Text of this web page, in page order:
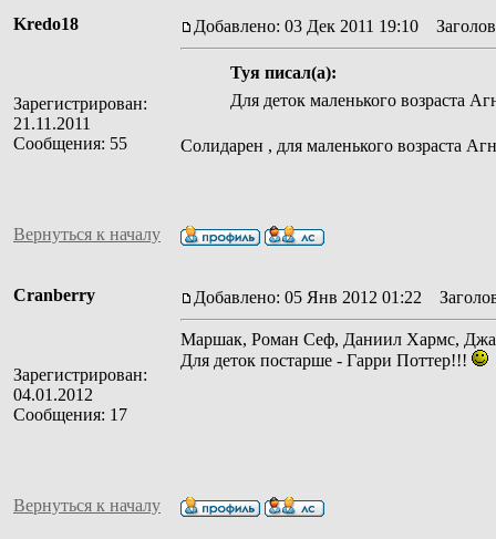
Kredo18
Зарегистрирован:
21.11.2011
Сообщения: 55
Добавлено: 03 Дек 2011 19:10
Туя писал(а):
Для деток маленького возраста
Солидарен , для маленького возраста
Вернуться к началу
Cranberry
Зарегистрирован:
04.01.2012
Сообщения: 17
Добавлено: 05 Янв 2012 01:22
Маршак, Роман Сеф, Даниил Хармс,
Для деток постарше - Гарри Поттер!!!
Вернуться к началу